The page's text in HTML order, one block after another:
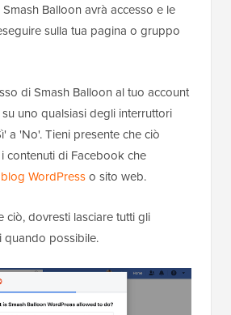
Balloon avrà accesso e le
sulla tua pagina o gruppo
di Smash Balloon al tuo account
uno qualsiasi degli interruttori
a 'No'. Tieni presente che ciò
contenuti di Facebook che
blog WordPresso sito web.
ciò, dovresti lasciare tutti gli
quando possibile.